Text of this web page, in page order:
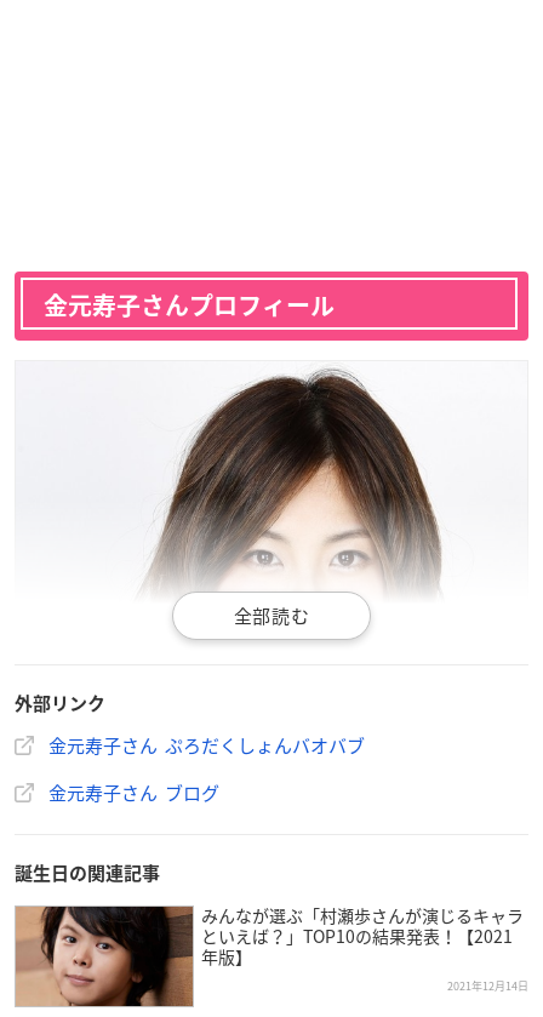
金元寿子さんプロフィール
外部リンク
金元寿子さん ぷろだくしょんバオバブ
金元寿子さん ブログ
誕生日の関連記事
みんなが選ぶ「村瀬歩さんが演じるキャラ
といえば？」TOP10の結果発表！【2021
年版】
2021年12月14日